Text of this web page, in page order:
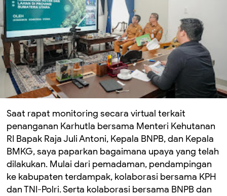
Saat rapat monitoring secara virtual terkait
penanganan Karhutla bersama Menteri Kehutanan
RI Bapak Raja Juli Antoni, Kepala BNPB, dan Kepala
BMKG, saya paparkan bagaimana upaya yang telah
dilakukan. Mulai dari pemadaman, pendampingan
ke kabupaten terdampak, kolaborasi bersama KPH
dan TNI-Polri. Serta kolaborasi bersama BNPB dan